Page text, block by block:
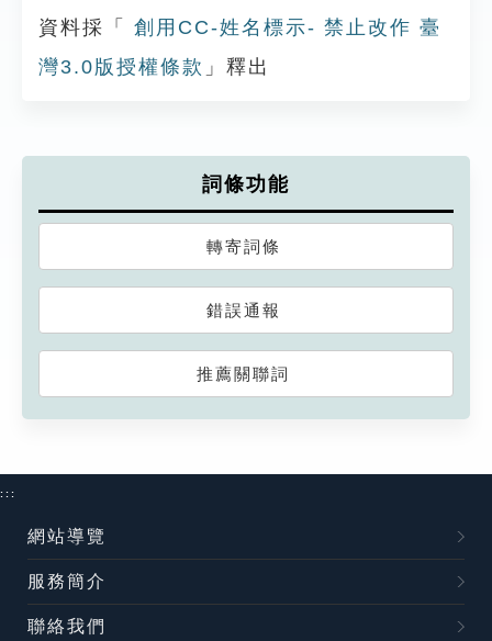
資料採「
創用CC-姓名標示- 禁止改作 臺
灣3.0版授權條款 」釋出
詞條功能
轉寄詞條
錯誤通報
推薦關聯詞
:::
網站導覽
服務簡介
聯絡我們